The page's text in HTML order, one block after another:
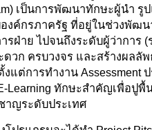
เป็นการพัฒนาทักษะผู้นำ รู
องค์กรภาครัฐ ที่อยู่ในช่วงพัฒ
ฝ่าย ไปจนถึงระดับผู้ว่าการ (
วก ครบวงจร และสร้างผลลั
แต่การทำงาน Assessment
Learning ทักษะสำคัญเพื่อปูพื้
าญระดับประเทศ